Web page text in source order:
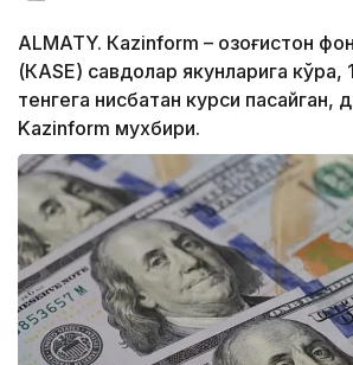
ALMATY. Кazinform – Қозоғистон
(КАSЕ) савдолар якунларига кўра,
тенгега нисбатан курси пасайган,
Kazinform мухбири.